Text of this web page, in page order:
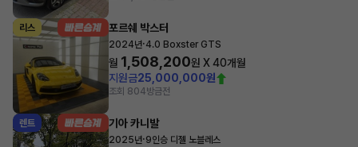
리스 포르쉐 박스터
2024년·4.0 Boxster GTS
월 1,508,200원 X40개월
지원금25,000,000원
조회 804방금전
렌트 기아 카니발
2025년·9인승 디젤 노블레스